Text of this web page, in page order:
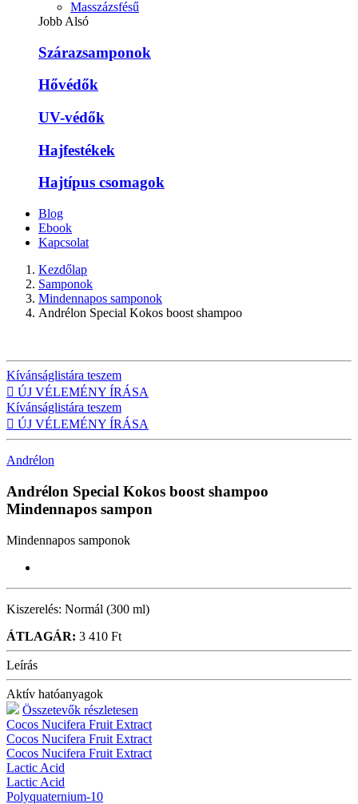
Masszázsfésű
Jobb Alsó
Szárazsamponok
Hővédők
UV-védők
Hajfestékek
Hajtípus csomagok
Blog
Ebook
Kapcsolat
Kezdőlap
Samponok
Mindennapos samponok
Andrélon Special Kokos boost shampoo
Kívánságlistára teszem
 ÚJ VÉLEMÉNY ÍRÁSA
Kívánságlistára teszem
 ÚJ VÉLEMÉNY ÍRÁSA
Andrélon
Andrélon Special Kokos boost shampoo
Mindennapos sampon
Mindennapos samponok
Kiszerelés: Normál (300 ml)
ÁTLAGÁR: 3 410 Ft
Leírás
Aktív hatóanyagok
Összetevők részletesen
Cocos Nucifera Fruit Extract
Cocos Nucifera Fruit Extract
Cocos Nucifera Fruit Extract
Lactic Acid
Lactic Acid
Polyquaternium-10